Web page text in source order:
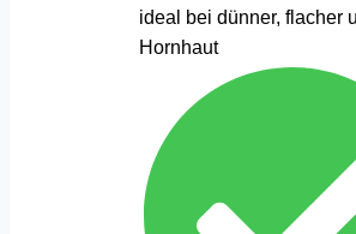
ideal bei dünner, flacher
Hornhaut